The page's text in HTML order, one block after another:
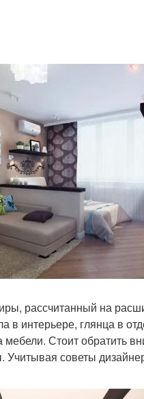
рассчитанный на
интерьере, глянца в
Стоит обратить
советы